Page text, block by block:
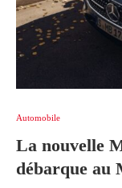
Automobile
La nouvelle
débarque au